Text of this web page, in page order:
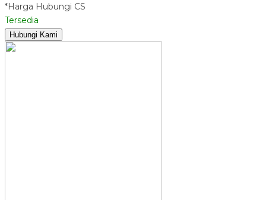
*Harga Hubungi CS
Tersedia
Hubungi Kami